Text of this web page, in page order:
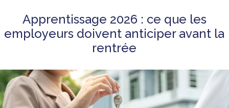
Apprentissage 2026 : ce que les
employeurs doivent anticiper avant la
rentrée